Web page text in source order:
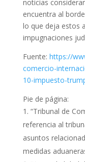
noticias
encuentra al
lo que deja estos
impugnaciones
Fuente: https://
comercio-
10-impuesto-
Pie de página:
“Tribunal de
referencia al
asuntos
medidas